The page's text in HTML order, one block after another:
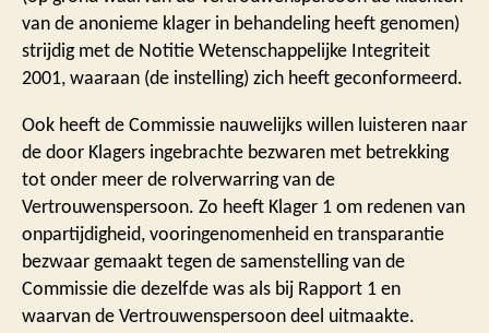
van de anonieme klager in behandeling heeft genomen)
strijdig met de Notitie Wetenschappelijke Integriteit
2001, waaraan (de instelling) zich heeft geconformeerd.
Ook heeft de Commissie nauwelijks willen luisteren naar
de door Klagers ingebrachte bezwaren met betrekking
tot onder meer de rolverwarring van de
Vertrouwenspersoon. Zo heeft Klager 1 om redenen van
onpartijdigheid, vooringenomenheid en transparantie
bezwaar gemaakt tegen de samenstelling van de
Commissie die dezelfde was als bij Rapport 1 en
waarvan de Vertrouwenspersoon deel uitmaakte.